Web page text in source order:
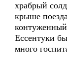
храбрый
крыше
Ессентуки
много